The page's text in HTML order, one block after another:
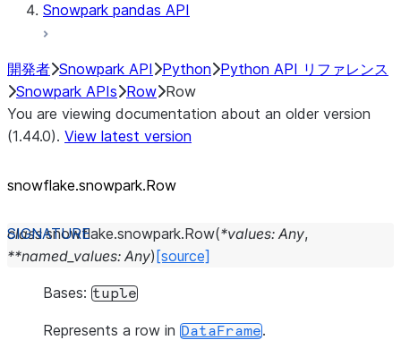
Snowpark pandas API
開発者 Snowpark API Python Python API リファレンス
Snowpark APIs Row Row
You are viewing documentation about an older version
(1.44.0). View latest version
snowflake.snowpark.Row
class snowflake.snowpark.Row(*values: Any,
**named_values: Any) [source]
Bases: tuple
Represents a row in DataFrame.